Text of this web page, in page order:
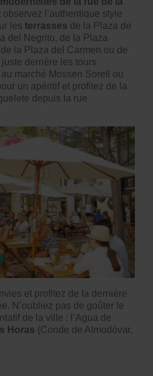
l’authentique style
les terrasses de la Plaza de
del Negrito, de la Plaza
la Plaza del Carmen ou de
derrière les tours
marché Mossen Sorell ou
un apéritif et profitez de la
depuis la rue
et profitez de la dernière
N’oubliez pas de goûter le
de la ville : l’Agua de
Horas (Conde de Almodóvar,